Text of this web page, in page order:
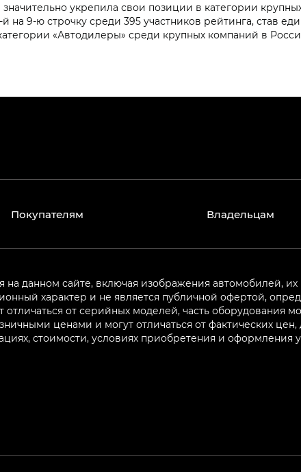
укрепила свои позиции в категории
й на 9-ю строчку среди 395 участников рейтинга, став
«Автодилеры» среди крупных компаний в
Покупателям Владельцам
данном сайте, включая изображения автомобилей,
характер и не является публичной офертой,
от серийных моделей, часть оборудования
ценами и могут отличаться от фактических
стоимости, условиях приобретения и оформления